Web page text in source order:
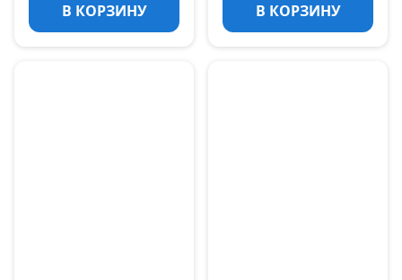
В КОРЗИНУ В КОРЗИНУ